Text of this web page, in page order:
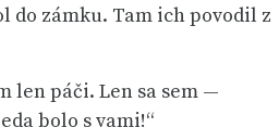
do zámku. Tam ich povodil z
len páči. Len sa sem —
bolo s vami!“